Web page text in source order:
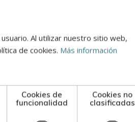
un diploma que certifica
Y OFICIOS, avalada
Al utilizar nuestro sitio web,
de cookies. Más información
Cookies de
funcionalidad
Cookies no
clasificadas